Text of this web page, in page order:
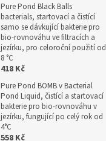
Pure Pond Black Balls
bacterials, startovací a čistící
samo se dávkující bakterie pro
bio-rovnováhu ve filtracích a
jezírku, pro celoroční použití od
8 °C
418 Kč
Pure Pond BOMB v Bacterial
Pond Liquid, čistící a startovací
bakterie pro bio-rovnováhu v
jezírku, fungující po celý rok od
4°C
558 Kč